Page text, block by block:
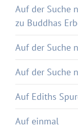
Auf der Suche
zu Buddhas
Auf der Suche
Auf der Suche
Auf Ediths
Auf einmal